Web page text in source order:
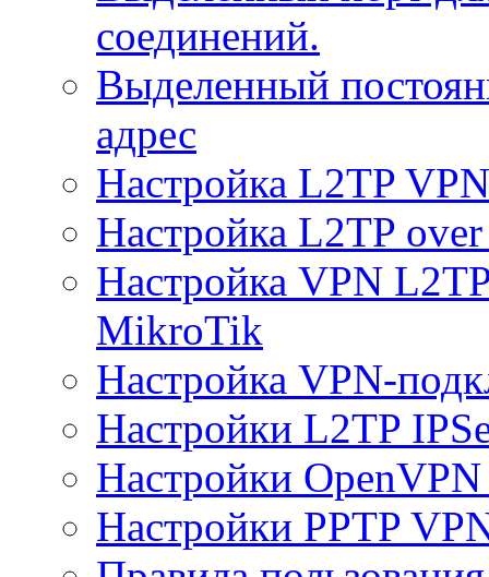
соединений.
Выделенный
адрес
Настройка L2TP
Настройка L2TP
Настройка VPN
MikroTik
Настройка VPN-
Настройки L2TP
Настройки
Настройки PPTP